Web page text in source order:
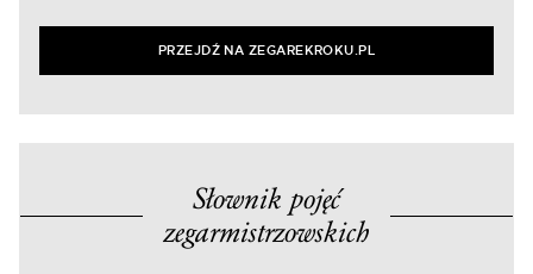
PRZEJDŹ NA ZEGAREKROKU.PL
Słownik pojęć
zegarmistrzowskich